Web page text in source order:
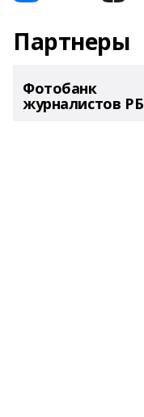
Партнеры
Фотобанк
журналистов РБ